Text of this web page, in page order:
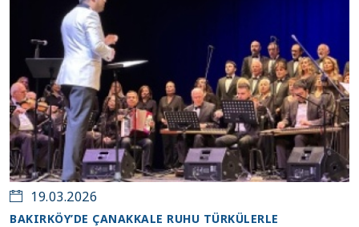
19.03.2026
BAKIRKÖY’DE ÇANAKKALE RUHU TÜRKÜLERLE